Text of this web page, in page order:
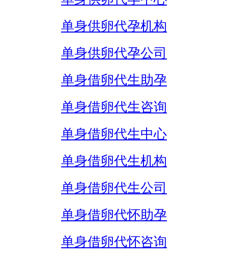
单身供卵代孕机构
单身供卵代孕公司
单身借卵代生助孕
单身借卵代生咨询
单身借卵代生中心
单身借卵代生机构
单身借卵代生公司
单身借卵代怀助孕
单身借卵代怀咨询